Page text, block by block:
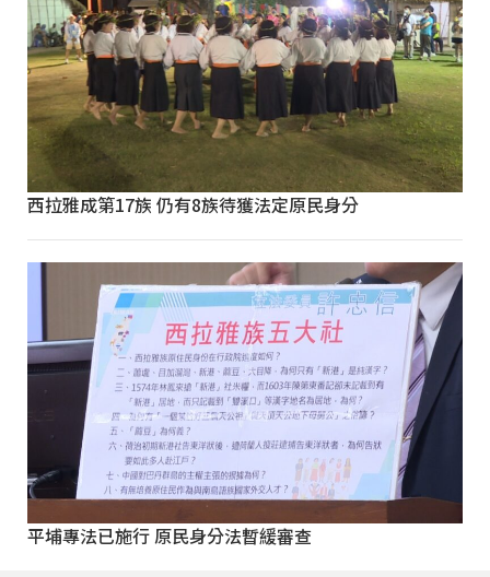
西拉雅成第17族 仍有8族待獲法定原民身分
平埔專法已施行 原民身分法暫緩審查